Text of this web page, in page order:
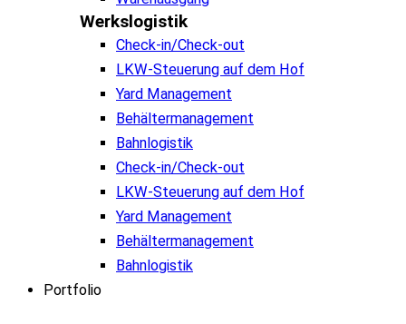
Werkslogistik
Check-in/Check-out
LKW-Steuerung auf dem Hof
Yard Management
Behältermanagement
Bahnlogistik
Check-in/Check-out
LKW-Steuerung auf dem Hof
Yard Management
Behältermanagement
Bahnlogistik
Portfolio